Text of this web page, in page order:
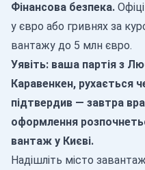
Фінансова безпека.
у євро або гривнях за
вантажу до 5 млн євро.
Уявіть: ваша партія з
Каравенкен, рухається
підтвердив — завтра
оформлення
вантаж у Києві.
Надішліть місто